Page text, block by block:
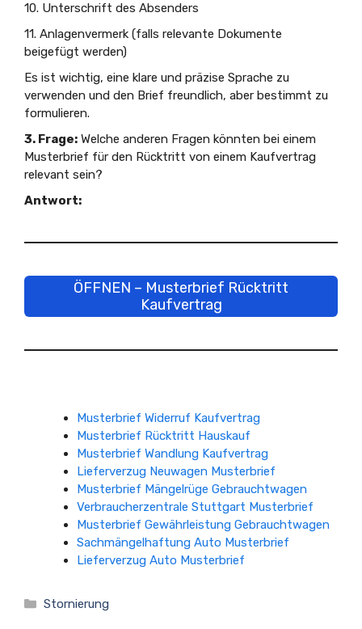
10. Unterschrift des Absenders
11. Anlagenvermerk (falls relevante Dokumente
beigefügt werden)
Es ist wichtig, eine klare und präzise Sprache zu
verwenden und den Brief freundlich, aber bestimmt zu
formulieren.
3. Frage: Welche anderen Fragen könnten bei einem
Musterbrief für den Rücktritt von einem Kaufvertrag
relevant sein?
Antwort:
ÖFFNEN – Musterbrief Rücktritt
Kaufvertrag
Musterbrief Widerruf Kaufvertrag
Musterbrief Rücktritt Hauskauf
Musterbrief Wandlung Kaufvertrag
Lieferverzug Neuwagen Musterbrief
Musterbrief Mängelrüge Gebrauchtwagen
Verbraucherzentrale Stuttgart Musterbrief
Musterbrief Gewährleistung Gebrauchtwagen
Sachmängelhaftung Auto Musterbrief
Lieferverzug Auto Musterbrief
Kategorien
Stornierung